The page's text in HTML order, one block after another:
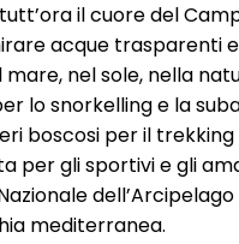
il cuore del
acque trasparenti
nel sole, nella
lo snorkelling e la
boscosi per il
per gli sportivi e gli
mediterranea.